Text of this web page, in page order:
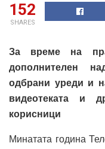
152
SHARES
За време на
дополнителен
одбрани уреди и
видеотеката и
корисници
Минатата година